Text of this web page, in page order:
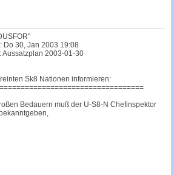
Do 30, Jan 2003 19:08
Aussatzplan 2003-01-30
Sk8 Nationen informieren:
Bedauern muß der U-S8-N Chefinspektor